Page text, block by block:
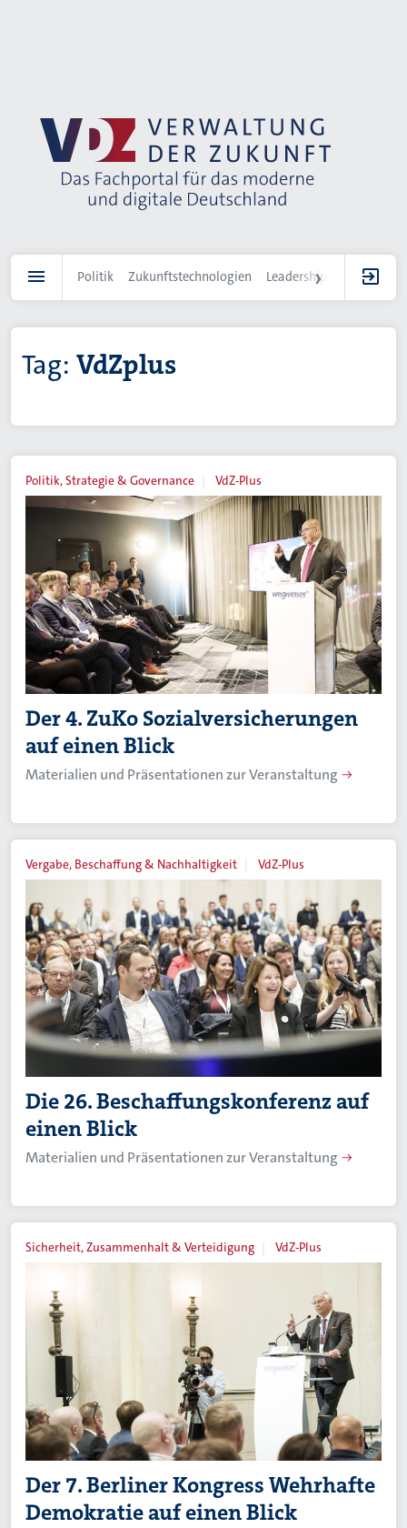
Politik Zukunftstechnologien Leadership IT-
Tag: VdZplus
Politik, Strategie & Governance VdZ-Plus
Der 4. ZuKo Sozialversicherungen
auf einen Blick
Materialien und Präsentationen zur Veranstaltung
Vergabe, Beschaffung & Nachhaltigkeit VdZ-Plus
Die 26. Beschaffungskonferenz auf
einen Blick
Materialien und Präsentationen zur Veranstaltung
Sicherheit, Zusammenhalt & Verteidigung VdZ-Plus
Der 7. Berliner Kongress Wehrhafte
Demokratie auf einen Blick